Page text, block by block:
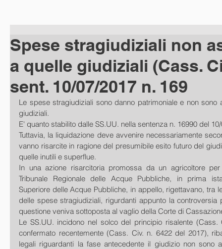
Spese stragiudiziali non
a quelle giudiziali (Cass.
sent. 10/07/2017 n. 169
Le spese stragiudiziali sono danno patrimoniale e non sono
giudiziali.
E' quanto stabilito dalle SS.UU. nella sentenza n. 16990 del
Tuttavia, la liquidazione deve avvenire necessariamente
vanno risarcite in ragione del presumibile esito futuro del
quelle inutili e superflue.
In una azione risarcitoria promossa da un agricoltore
Tribunale Regionale delle Acque Pubbliche, in prima
Superiore delle Acque Pubbliche, in appello, rigettavano, tra
delle spese stragiudiziali, rigurdanti appunto la controversia
questione veniva sottoposta al vaglio della Corte di
Le SS.UU. incidono nel solco del principio risalente
confermato recentemente (Cass. Civ. n. 6422 del 2017),
legali riguardanti la fase antecedente il giudizio non sono